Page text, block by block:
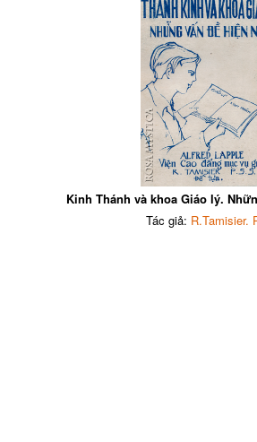
Kinh Thánh và khoa Giáo lý.
Tác giả: R.Tamisier.